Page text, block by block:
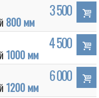
800 мм
3 500
1000 мм
4 500
1200 мм
6 000